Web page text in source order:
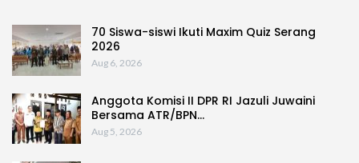
70 Siswa-siswi Ikuti Maxim Quiz Serang
2026
Aug 6, 2026
Anggota Komisi II DPR RI Jazuli Juwaini
Bersama ATR/BPN…
Aug 5, 2026